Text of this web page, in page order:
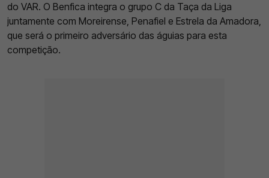
do VAR. O Benfica integra o grupo C da Taça da Liga
juntamente com Moreirense, Penafiel e Estrela da Amadora,
que será o primeiro adversário das águias para esta
competição.